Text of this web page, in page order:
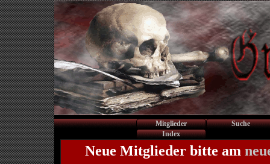
Mitglieder
Suche
Index
Neue Mitglieder bitte am